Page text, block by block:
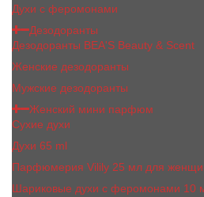
Духи с феромонами
Дезодоранты
Дезодоранты BEA'S Beauty & Scent
Женские дезодоранты
Мужские дезодоранты
Женский мини парфюм
Сухие духи
Духи 65 ml
Парфюмерия Vilily 25 мл для
Шариковые духи с феромонами 10